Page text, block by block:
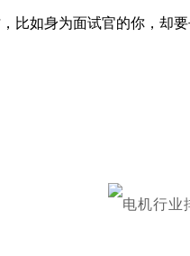
比如身为面试官的你，却